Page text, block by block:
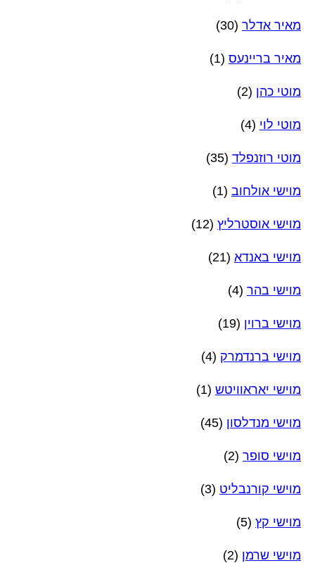
מאיר אדלר (30)
מאיר בריינעס (1)
מוטי כהן (2)
מוטי לוי (4)
מוטי רוזנפלד (35)
מוישי אולחוב (1)
מוישי אוסטרליץ (12)
מוישי באנדא (21)
מוישי בהר (4)
מוישי ברוין (19)
מוישי ברנדמרק (4)
מוישי יאראוויטש (1)
מוישי מנדלסון (45)
מוישי סופר (2)
מוישי קורנבליט (3)
מוישי קץ (5)
מוישי שרמן (2)